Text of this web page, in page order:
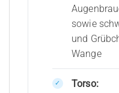
sowie
und
Wange
Torso: